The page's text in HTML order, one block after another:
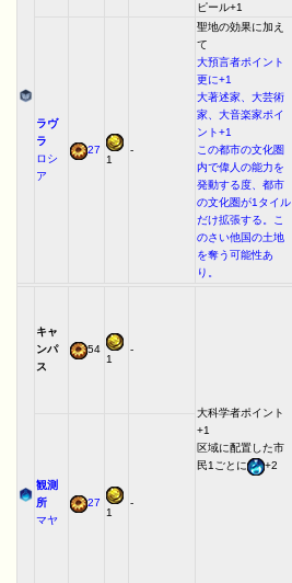
ピール+1
ラヴ
ラ
ロシ
ア
27
1
-
聖地の効果に加え
て
大預言者ポイント
更に+1
大著述家、大芸術
家、大音楽家ポイ
ント+1
この都市の文化圏
内で偉人の能力を
発動する度、都市
の文化圏が1タイル
だけ拡張する。こ
のさい他国の土地
を奪う可能性あ
り。
キャ
ンパ
ス
54
1
-
大科学者ポイント
+1
区域に配置した市
民1ごとに
+2
観測
所
マヤ
27
1
-